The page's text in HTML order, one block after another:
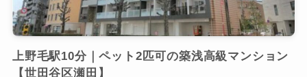
上野毛駅10分｜ペット2匹可の築浅高級マンション
【世田谷区瀬田】